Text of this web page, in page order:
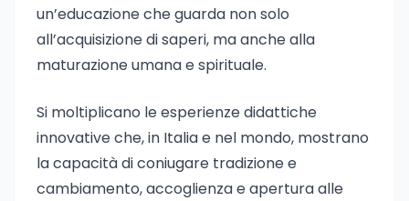
un’educazione che guarda non solo
all’acquisizione di saperi, ma anche alla
maturazione umana e spirituale.
Si moltiplicano le esperienze didattiche
innovative che, in Italia e nel mondo, mostrano
la capacità di coniugare tradizione e
cambiamento, accoglienza e apertura alle